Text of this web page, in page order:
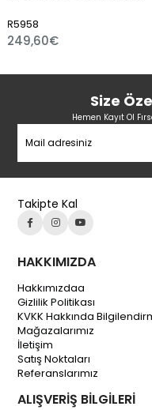
Size
Hemen Kayıt Ol
Takipte Kal
HAKKIMIZDA
Hakkımızdaa
Gizlilik Politikası
KVKK Hakkında
Mağazalarımız
İletişim
Satış Noktaları
Referanslarımız
ALIŞVERİŞ BİLGİLERİ